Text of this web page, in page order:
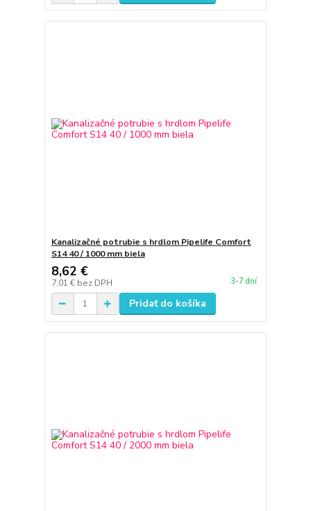
Kanalizačné potrubie s hrdlom Pipelife Comfort
S14 40 / 1000 mm biela
8,62 €
7,01 € bez DPH 3-7 dní
Pridať do košíka